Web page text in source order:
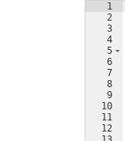
1
2
3
4
5
6
7
8
9
10
11
12